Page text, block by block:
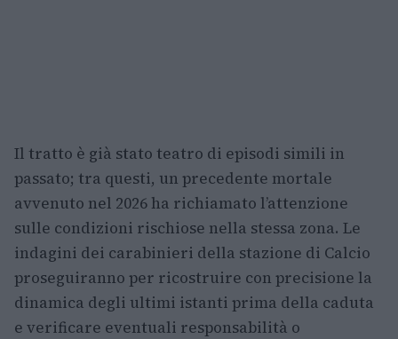
Il tratto è già stato teatro di episodi simili in
passato; tra questi, un precedente mortale
avvenuto nel 2026 ha richiamato l’attenzione
sulle condizioni rischiose nella stessa zona. Le
indagini dei carabinieri della stazione di Calcio
proseguiranno per ricostruire con precisione la
dinamica degli ultimi istanti prima della caduta
e verificare eventuali responsabilità o